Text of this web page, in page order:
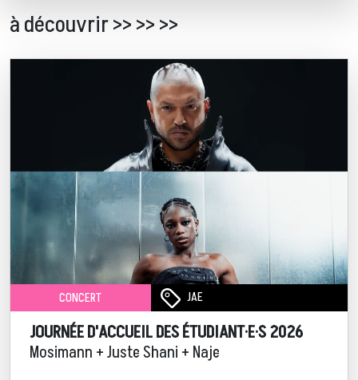
à découvrir >> >> >>
CONCERT JAE
JOURNÉE D'ACCUEIL DES ÉTUDIANT·E·S 2026
Mosimann + Juste Shani + Naje